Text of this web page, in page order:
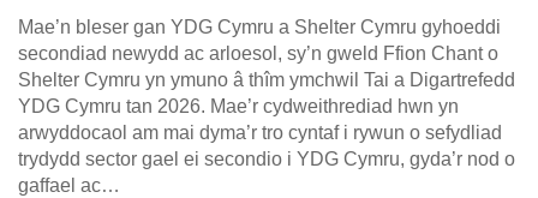
Mae’n bleser gan YDG Cymru a Shelter Cymru gyhoeddi
secondiad newydd ac arloesol, sy’n gweld Ffion Chant o
Shelter Cymru yn ymuno â thîm ymchwil Tai a Digartrefedd
YDG Cymru tan 2026. Mae’r cydweithrediad hwn yn
arwyddocaol am mai dyma’r tro cyntaf i rywun o sefydliad
trydydd sector gael ei secondio i YDG Cymru, gyda’r nod o
gaffael ac…